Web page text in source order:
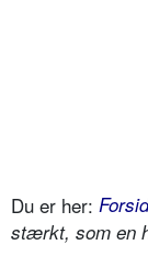
Du er her:
stærkt, som en